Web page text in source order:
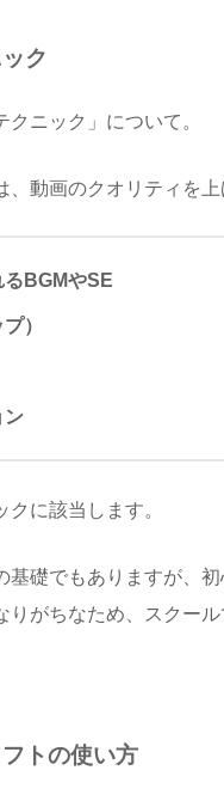
ク
クニック」について。
、動画のクオリティを
BGMやSE
）
ン
に該当します。
基礎でもありますが、
りがちなため、スクー
トの使い方